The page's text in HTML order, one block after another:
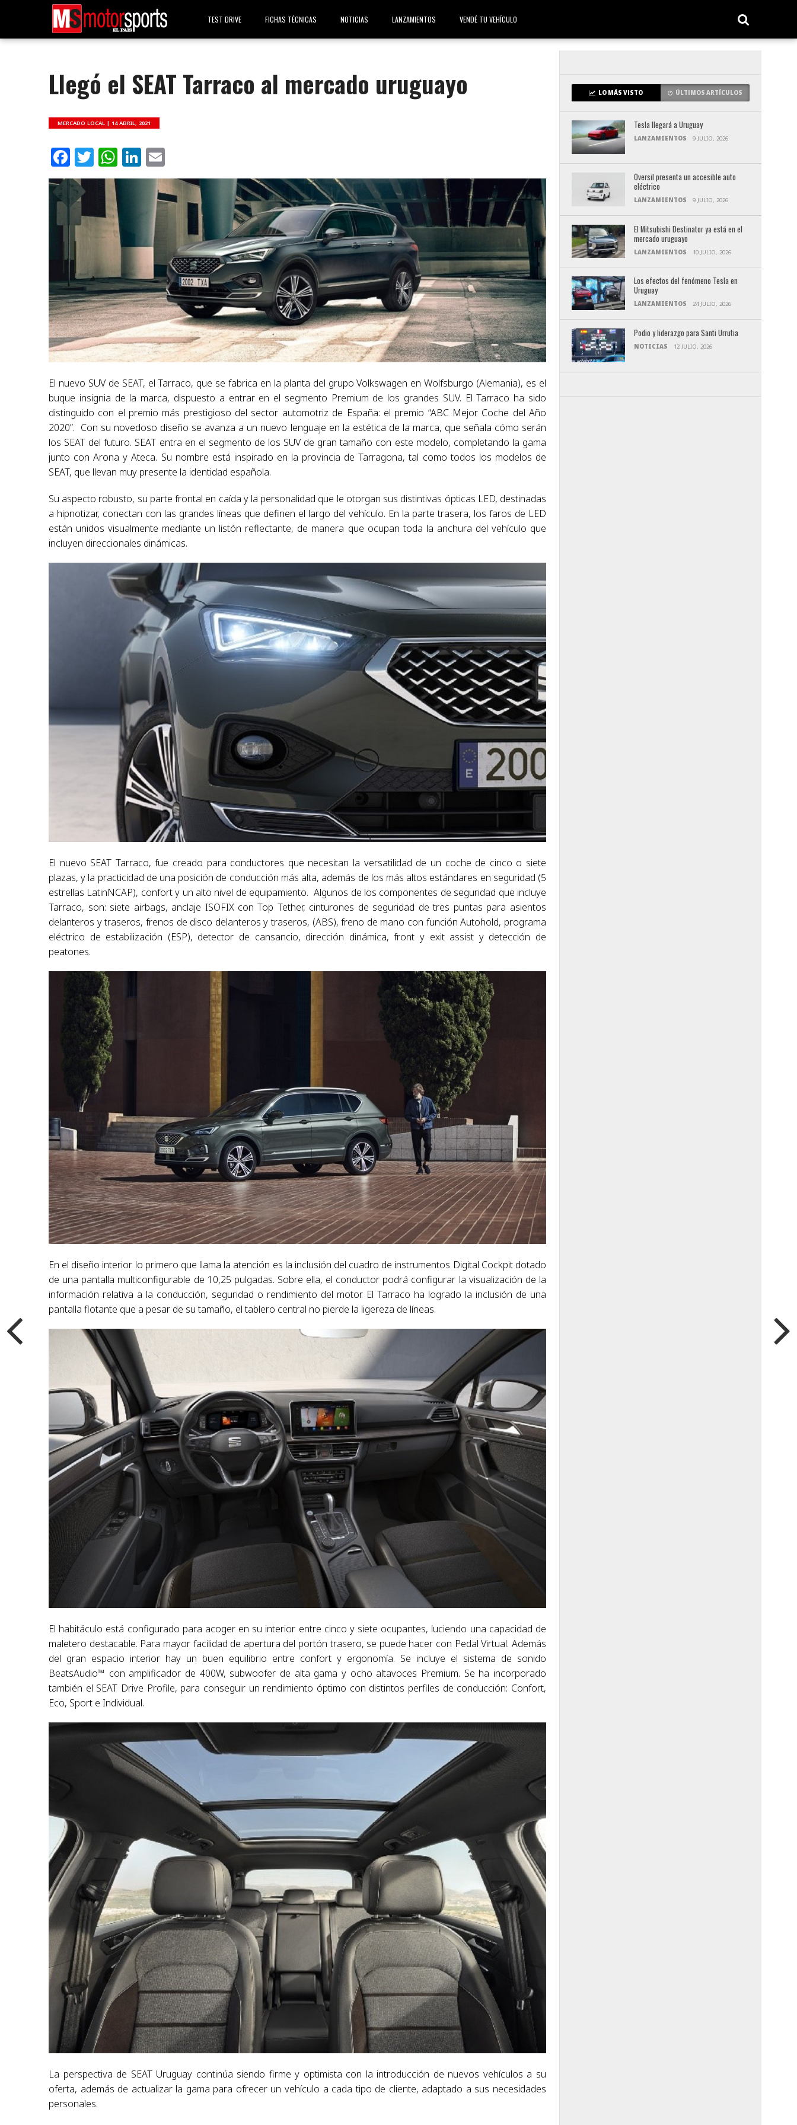
TEST DRIVE FICHAS TÉCNICAS NOTICIAS LANZAMIENTOS VENDÉ TU VEHÍCULO
Llegó el SEAT Tarraco al mercado uruguayo
MERCADO LOCAL | 14 ABRIL, 2021
Facebook
Twitter
WhatsApp
LinkedIn
El nuevo SUV de SEAT, el Tarraco, que se fabrica en la planta del grupo Volkswagen en Wolfsburgo (Alemania), es el
buque insignia de la marca, dispuesto a entrar en el segmento Premium de los grandes SUV. El Tarraco ha sido
distinguido con el premio más prestigioso del sector automotriz de España: el premio “ABC Mejor Coche del Año
2020”. Con su novedoso diseño se avanza a un nuevo lenguaje en la estética de la marca, que señala cómo serán
los SEAT del futuro. SEAT entra en el segmento de los SUV de gran tamaño con este modelo, completando la gama
junto con Arona y Ateca. Su nombre está inspirado en la provincia de Tarragona, tal como todos los modelos de
SEAT, que llevan muy presente la identidad española.
Su aspecto robusto, su parte frontal en caída y la personalidad que le otorgan sus distintivas ópticas LED, destinadas
a hipnotizar, conectan con las grandes líneas que definen el largo del vehículo. En la parte trasera, los faros de LED
están unidos visualmente mediante un listón reflectante, de manera que ocupan toda la anchura del vehículo que
incluyen direccionales dinámicas.
El nuevo SEAT Tarraco, fue creado para conductores que necesitan la versatilidad de un coche de cinco o siete
plazas, y la practicidad de una posición de conducción más alta, además de los más altos estándares en seguridad (5
estrellas LatinNCAP), confort y un alto nivel de equipamiento. Algunos de los componentes de seguridad que incluye
Tarraco, son: siete airbags, anclaje ISOFIX con Top Tether, cinturones de seguridad de tres puntas para asientos
delanteros y traseros, frenos de disco delanteros y traseros, (ABS), freno de mano con función Autohold, programa
eléctrico de estabilización (ESP), detector de cansancio, dirección dinámica, front y exit assist y detección de
peatones.
En el diseño interior lo primero que llama la atención es la inclusión del cuadro de instrumentos Digital Cockpit dotado
de una pantalla multiconfigurable de 10,25 pulgadas. Sobre ella, el conductor podrá configurar la visualización de la
información relativa a la conducción, seguridad o rendimiento del motor. El Tarraco ha logrado la inclusión de una
pantalla flotante que a pesar de su tamaño, el tablero central no pierde la ligereza de líneas.
El habitáculo está configurado para acoger en su interior entre cinco y siete ocupantes, luciendo una capacidad de
maletero destacable. Para mayor facilidad de apertura del portón trasero, se puede hacer con Pedal Virtual. Además
del gran espacio interior hay un buen equilibrio entre confort y ergonomía. Se incluye el sistema de sonido
BeatsAudio™ con amplificador de 400W, subwoofer de alta gama y ocho altavoces Premium. Se ha incorporado
también el SEAT Drive Profile, para conseguir un rendimiento óptimo con distintos perfiles de conducción: Confort,
Eco, Sport e Individual.
La perspectiva de SEAT Uruguay continúa siendo firme y optimista con la introducción de nuevos vehículos a su
oferta, además de actualizar la gama para ofrecer un vehículo a cada tipo de cliente, adaptado a sus necesidades
personales.
LO MÁS VISTO ÚLTIMOS ARTÍCULOS
Tesla llegará a Uruguay
LANZAMIENTOS 9 JULIO, 2026
Oversil presenta un accesible auto
eléctrico
LANZAMIENTOS 9 JULIO, 2026
El Mitsubishi Destinator ya está en el
mercado uruguayo
LANZAMIENTOS 10 JULIO, 2026
Los efectos del fenómeno Tesla en
Uruguay
LANZAMIENTOS 24 JULIO, 2026
Podio y liderazgo para Santi Urrutia
NOTICIAS 12 JULIO, 2026